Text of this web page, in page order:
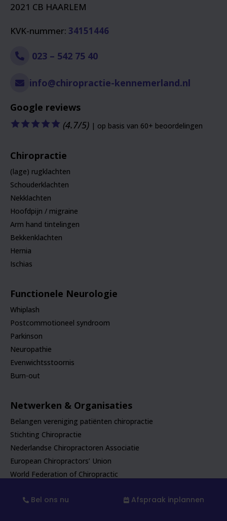
2021 CB HAARLEM
KVK-nummer: 34151446
023 – 542 75 40
info@chiropractie-kennemerland.nl
Google reviews
🟊🟊🟊🟊🟊 (4.7/5) | op basis van 60+ beoordelingen
Chiropractie
(lage) rugklachten
Schouderklachten
Nekklachten
Hoofdpijn / migraine
Arm hand tintelingen
Bekkenklachten
Hernia
Ischias
Functionele Neurologie
Whiplash
Postcommotioneel syndroom
Parkinson
Neuropathie
Evenwichtsstoornis
Burn-out
Netwerken & Organisaties
Belangen vereniging patiënten chiropractie
Stichting Chiropractie
Nederlandse Chiropractoren Associatie
European Chiropractors’ Union
World Federation of Chiropractic
FAQ Bel ons nu Afspraak inplannen